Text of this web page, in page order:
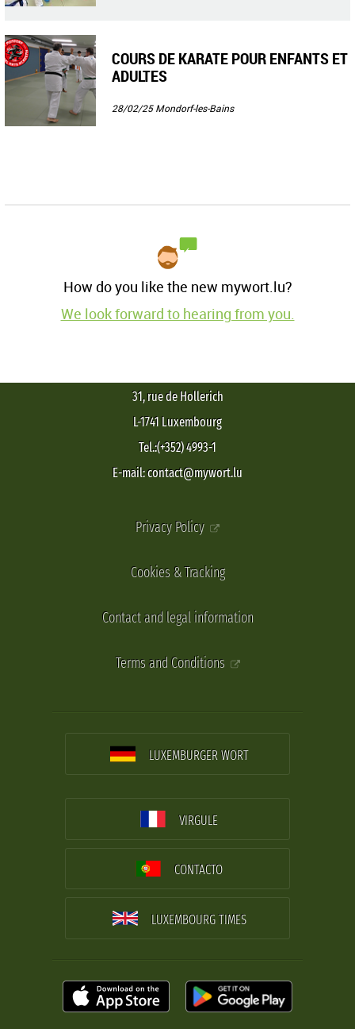
COURS DE KARATE POUR ENFANTS ET
ADULTES
28/02/25Mondorf-les-Bains
How do you like the new mywort.lu?
We look forward to hearing from you.
31, rue de Hollerich
L-1741 Luxembourg
Tel.:(+352) 4993-1
E-mail: contact@mywort.lu
Privacy Policy
Cookies & Tracking
Contact and legal information
Terms and Conditions
LUXEMBURGER WORT
VIRGULE
CONTACTO
LUXEMBOURG TIMES